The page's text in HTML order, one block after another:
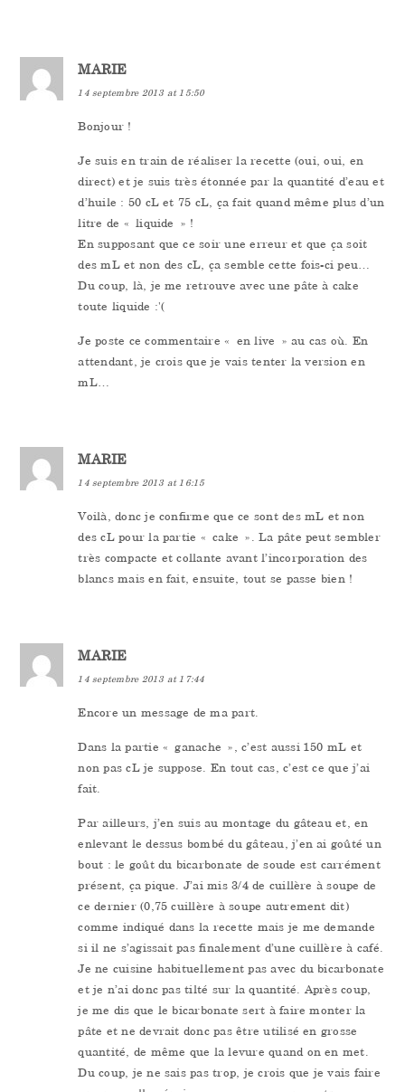
MARIE
14 septembre 2013 at 15:50
Bonjour !
Je suis en train de réaliser la recette (oui, oui, en
direct) et je suis très étonnée par la quantité d’eau et
d’huile : 50 cL et 75 cL, ça fait quand même plus d’un
litre de « liquide » !
En supposant que ce soir une erreur et que ça soit
des mL et non des cL, ça semble cette fois-ci peu…
Du coup, là, je me retrouve avec une pâte à cake
toute liquide :'(
Je poste ce commentaire « en live » au cas où. En
attendant, je crois que je vais tenter la version en
mL…
MARIE
14 septembre 2013 at 16:15
Voilà, donc je confirme que ce sont des mL et non
des cL pour la partie « cake ». La pâte peut sembler
très compacte et collante avant l’incorporation des
blancs mais en fait, ensuite, tout se passe bien !
MARIE
14 septembre 2013 at 17:44
Encore un message de ma part.
Dans la partie « ganache », c’est aussi 150 mL et
non pas cL je suppose. En tout cas, c’est ce que j’ai
fait.
Par ailleurs, j’en suis au montage du gâteau et, en
enlevant le dessus bombé du gâteau, j’en ai goûté un
bout : le goût du bicarbonate de soude est carrément
présent, ça pique. J’ai mis 3/4 de cuillère à soupe de
ce dernier (0,75 cuillère à soupe autrement dit)
comme indiqué dans la recette mais je me demande
si il ne s’agissait pas finalement d’une cuillère à café.
Je ne cuisine habituellement pas avec du bicarbonate
et je n’ai donc pas tilté sur la quantité. Après coup,
je me dis que le bicarbonate sert à faire monter la
pâte et ne devrait donc pas être utilisé en grosse
quantité, de même que la levure quand on en met.
Du coup, je ne sais pas trop, je crois que je vais faire